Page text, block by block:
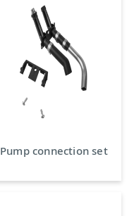
Pump connection set